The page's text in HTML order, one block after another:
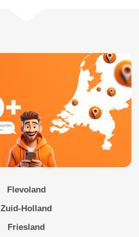
Flevoland
Zuid-Holland
Friesland